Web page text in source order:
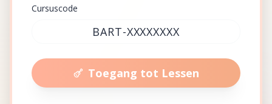
Cursuscode
Toegang tot Lessen